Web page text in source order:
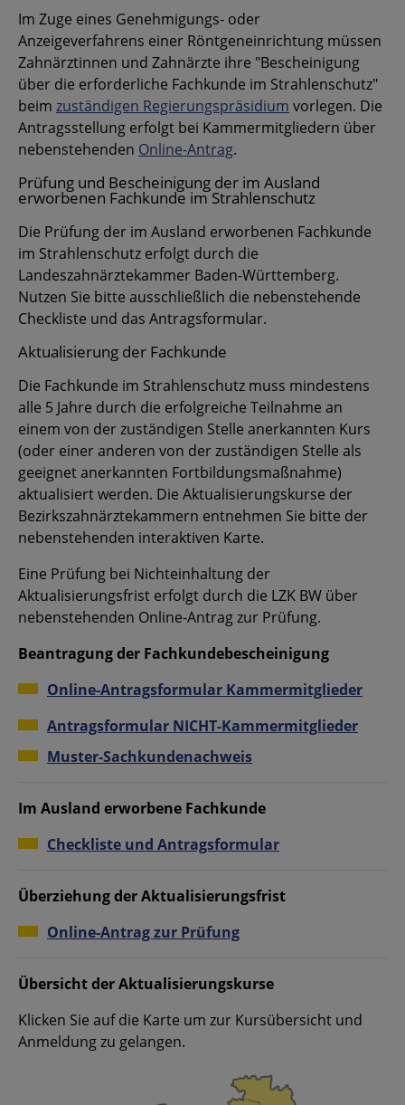
Im Zuge eines Genehmigungs- oder
Anzeigeverfahrens einer Röntgeneinrichtung müssen
Zahnärztinnen und Zahnärzte ihre "Bescheinigung
über die erforderliche Fachkunde im Strahlenschutz"
beim zuständigen Regierungspräsidium vorlegen. Die
Antragsstellung erfolgt bei Kammermitgliedern über
nebenstehenden Online-Antrag.
Prüfung und Bescheinigung der im Ausland
erworbenen Fachkunde im Strahlenschutz
Die Prüfung der im Ausland erworbenen Fachkunde
im Strahlenschutz erfolgt durch die
Landeszahnärztekammer Baden-Württemberg.
Nutzen Sie bitte ausschließlich die nebenstehende
Checkliste und das Antragsformular.
Aktualisierung der Fachkunde
Die Fachkunde im Strahlenschutz muss mindestens
alle 5 Jahre durch die erfolgreiche Teilnahme an
einem von der zuständigen Stelle anerkannten Kurs
(oder einer anderen von der zuständigen Stelle als
geeignet anerkannten Fortbildungsmaßnahme)
aktualisiert werden. Die Aktualisierungskurse der
Bezirkszahnärztekammern entnehmen Sie bitte der
nebenstehenden interaktiven Karte.
Eine Prüfung bei Nichteinhaltung der
Aktualisierungsfrist erfolgt durch die LZK BW über
nebenstehenden Online-Antrag zur Prüfung.
Beantragung der Fachkundebescheinigung
Online-Antragsformular Kammermitglieder
Antragsformular NICHT-Kammermitglieder
Muster-Sachkundenachweis
Im Ausland erworbene Fachkunde
Checkliste und Antragsformular
Überziehung der Aktualisierungsfrist
Online-Antrag zur Prüfung
Übersicht der Aktualisierungskurse
Klicken Sie auf die Karte um zur Kursübersicht und
Anmeldung zu gelangen.